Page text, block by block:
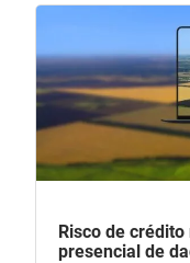
Risco de
presencial de